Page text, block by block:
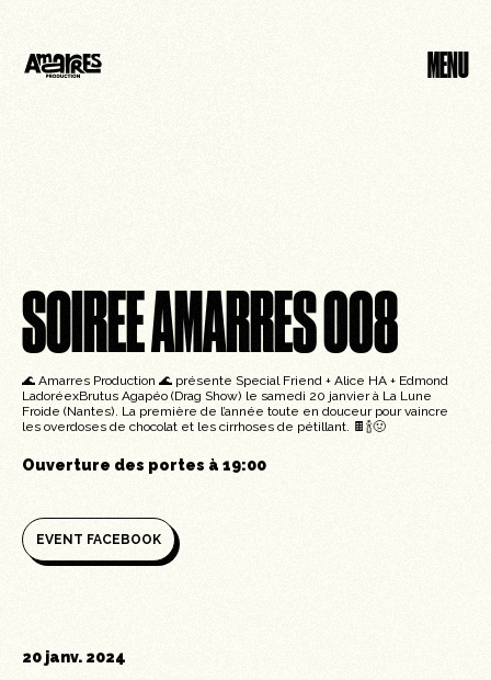
MENU
SOIREE AMARRES 008
🌊 Amarres Production 🌊 présente Special Friend + Alice HA + Edmond
LadoréexBrutus Agapéo (Drag Show) le samedi 20 janvier à La Lune
Froide (Nantes). La première de l’année toute en douceur pour vaincre
les overdoses de chocolat et les cirrhoses de pétillant. 🍫🍾🤢
Ouverture des portes à 19:00
EVENT FACEBOOK
20 janv. 2024